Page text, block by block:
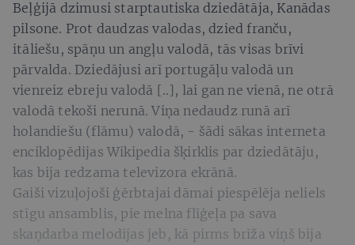
Beļģijā dzimusi starptautiska dziedātāja, Kanādas
pilsone. Prot daudzas valodas, dzied franču,
itāliešu, spāņu un angļu valodā, tās visas brīvi
pārvalda. Dziedājusi arī portugāļu valodā un
vienreiz ebreju valodā [..], lai gan ne vienā, ne otrā
valodā tekoši nerunā. Viņa nedaudz runā arī
holandiešu (flāmu) valodā, - šādi sākas interneta
enciklopēdijas Wikipedia šķirklis par dziedātāju,
kas bija redzama televizora ekrānā.
Gaiši vizuļojoši ģērbtajai dāmai piespēlēja neliels
stīgu ansamblis, pie melna flīģeļa pa sava
skaņdarba melodijas jeb, kā pirms brīža viņš bija